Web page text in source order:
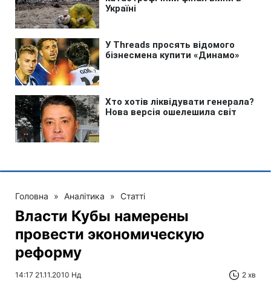
Головна » Аналітика » Статті
Власти Кубы намерены
провести экономическую
реформу
14:17 21.11.2010 Нд 2 хв